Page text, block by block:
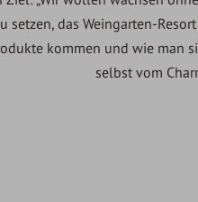
setzen, das Weingarten-
kommen und wie man
selbst vom